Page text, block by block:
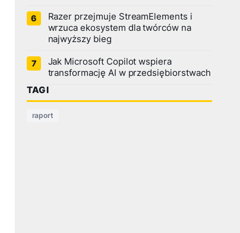
Razer przejmuje StreamElements i
wrzuca ekosystem dla twórców na
najwyższy bieg
Jak Microsoft Copilot wspiera
transformację AI w przedsiębiorstwach
TAGI
raport